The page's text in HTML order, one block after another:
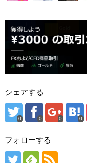
シェアする
0 0 0 0
フォローする